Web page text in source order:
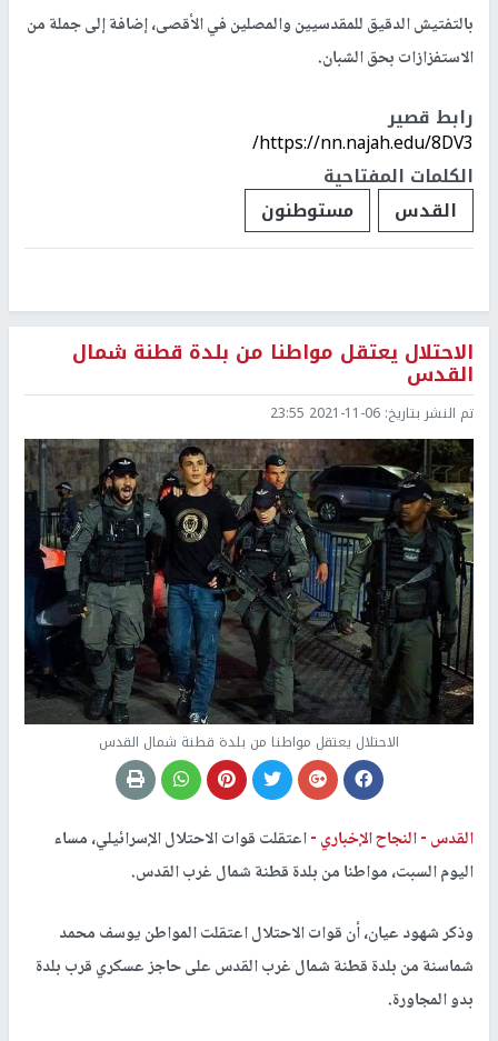
بالتفتيش الدقيق للمقدسيين والمصلين في الأقصى، إضافة إلى جملة من
الاستفزازات بحق الشبان.
رابط قصير
https://nn.najah.edu/8DV3/
الكلمات المفتاحية
القدس
مستوطنون
الاحتلال يعتقل مواطنا من بلدة قطنة شمال
القدس
تم النشر بتاريخ: 2021-11-06 23:55
الاحتلال يعتقل مواطنا من بلدة قطنة شمال القدس
القدس -النجاح الإخباري -اعتقلت قوات الاحتلال الإسرائيلي، مساء
اليوم السبت، مواطنا من بلدة قطنة شمال غرب القدس.
وذكر شهود عيان، أن قوات الاحتلال اعتقلت المواطن يوسف محمد
شماسنة من بلدة قطنة شمال غرب القدس على حاجز عسكري قرب بلدة
بدو المجاورة.